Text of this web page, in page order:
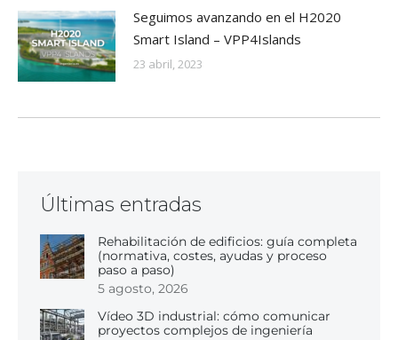
Seguimos avanzando en el H2020
Smart Island – VPP4Islands
23 abril, 2023
Últimas entradas
Rehabilitación de edificios: guía completa
(normativa, costes, ayudas y proceso
paso a paso)
5 agosto, 2026
Vídeo 3D industrial: cómo comunicar
proyectos complejos de ingeniería